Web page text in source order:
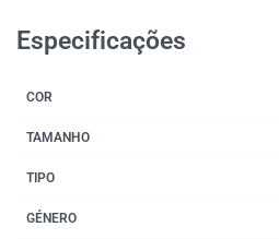
Especificações
COR
TAMANHO
TIPO
GÉNERO